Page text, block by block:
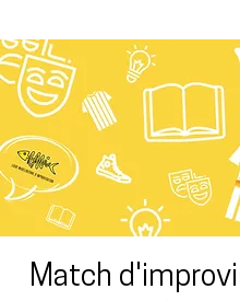
Match